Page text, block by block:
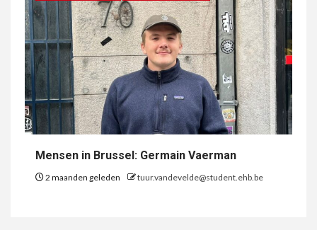
Mensen in Brussel: Germain Vaerman
2 maanden geleden tuur.vandevelde@student.ehb.be